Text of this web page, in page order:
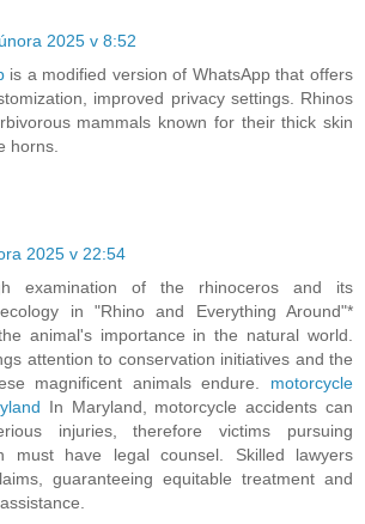
2025 v 8:52
is a modified version of WhatsApp that offers
improved privacy settings. Rhinos
mammals known for their thick skin
horns.
2025 v 22:54
examination of the rhinoceros and its
in "Rhino and Everything Around"*
animal's importance in the natural world.
attention to conservation initiatives and the
magnificent animals endure. motorcycle
In Maryland, motorcycle accidents can
injuries, therefore victims pursuing
must have legal counsel. Skilled lawyers
guaranteeing equitable treatment and